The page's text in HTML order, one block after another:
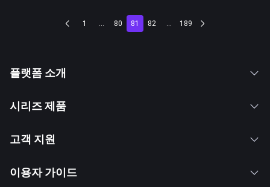
1 ... 80 81 82 ... 189
플랫폼 소개
시리즈 제품
고객 지원
이용자 가이드